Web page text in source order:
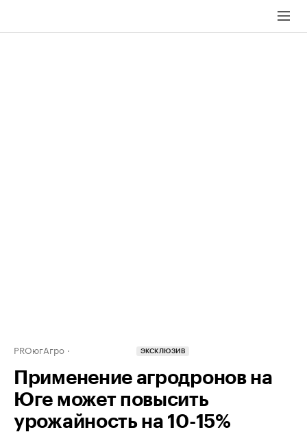
PROюгАгро ЭКСКЛЮЗИВ
Применение агродронов на
Юге может повысить
урожайность на 10-15%